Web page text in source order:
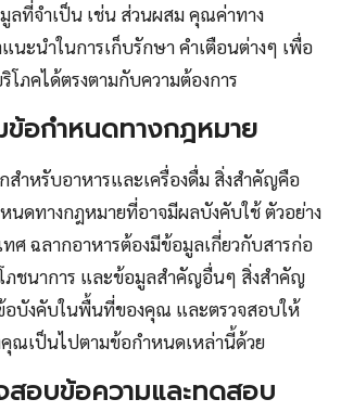
ลที่จำเป็น เช่น ส่วนผสม คุณค่าทาง
นะนำในการเก็บรักษา คำเตือนต่างๆ เพื่อ
โภคได้ตรงตามกับความต้องการ
อกำหนดทางกฎหมาย
ำหรับอาหารและเครื่องดื่ม สิ่งสำคัญคือ
นดทางกฎหมายที่อาจมีผลบังคับใช้ ตัวอย่าง
ทศ ฉลากอาหารต้องมีข้อมูลเกี่ยวกับสารก่อ
ชนาการ และข้อมูลสำคัญอื่นๆ สิ่งสำคัญ
อบังคับในพื้นที่ของคุณ และตรวจสอบให้
คุณเป็นไปตามข้อกำหนดเหล่านี้ด้วย
สอบข้อความและทดสอบ